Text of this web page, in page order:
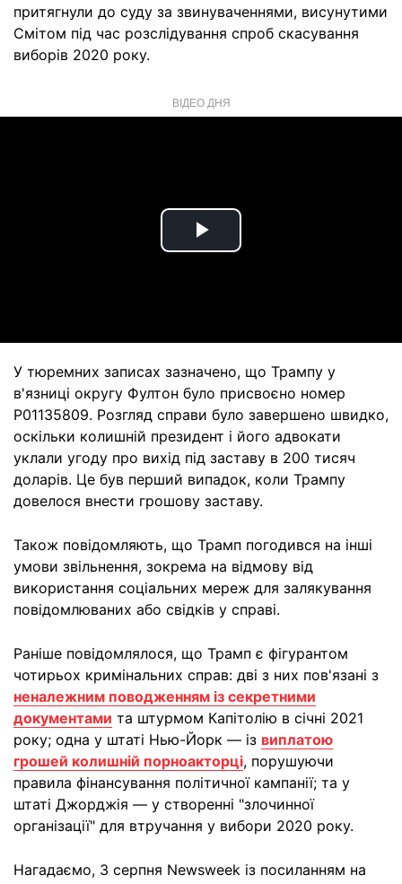
притягнули до суду за звинуваченнями, висунутими
Смітом під час розслідування спроб скасування
виборів 2020 року.
ВІДЕО ДНЯ
Play
У тюремних записах зазначено, що Трампу у
в'язниці округу Фултон було присвоєно номер
P01135809. Розгляд справи було завершено швидко,
оскільки колишній президент і його адвокати
уклали угоду про вихід під заставу в 200 тисяч
доларів. Це був перший випадок, коли Трампу
довелося внести грошову заставу.
Також повідомляють, що Трамп погодився на інші
умови звільнення, зокрема на відмову від
використання соціальних мереж для залякування
повідомлюваних або свідків у справі.
Раніше повідомлялося, що Трамп є фігурантом
чотирьох кримінальних справ: дві з них пов'язані з
неналежним поводженням із секретними
документами та штурмом Капітолію в січні 2021
року; одна у штаті Нью-Йорк — із виплатою
грошей колишній порноакторці, порушуючи
правила фінансування політичної кампанії; та у
штаті Джорджія — у створенні "злочинної
організації" для втручання у вибори 2020 року.
Нагадаємо, 3 серпня Newsweek із посиланням на